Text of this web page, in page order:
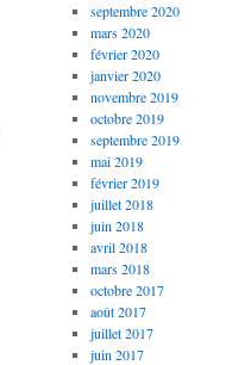
septembre 2020
mars 2020
février 2020
janvier 2020
novembre 2019
octobre 2019
septembre 2019
mai 2019
février 2019
juillet 2018
juin 2018
avril 2018
mars 2018
octobre 2017
août 2017
juillet 2017
juin 2017